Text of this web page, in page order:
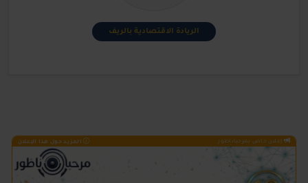
الريادة الاقتصادية بالريف
إعلان خاص بمرحباناظور المزيد حول هذا الإعلان